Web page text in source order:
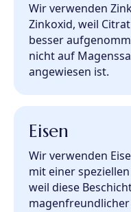
Wir verwenden
Zinkoxid, weil
besser
nicht auf
angewiesen ist.
Eisen
Wir verwenden
mit einer
weil diese